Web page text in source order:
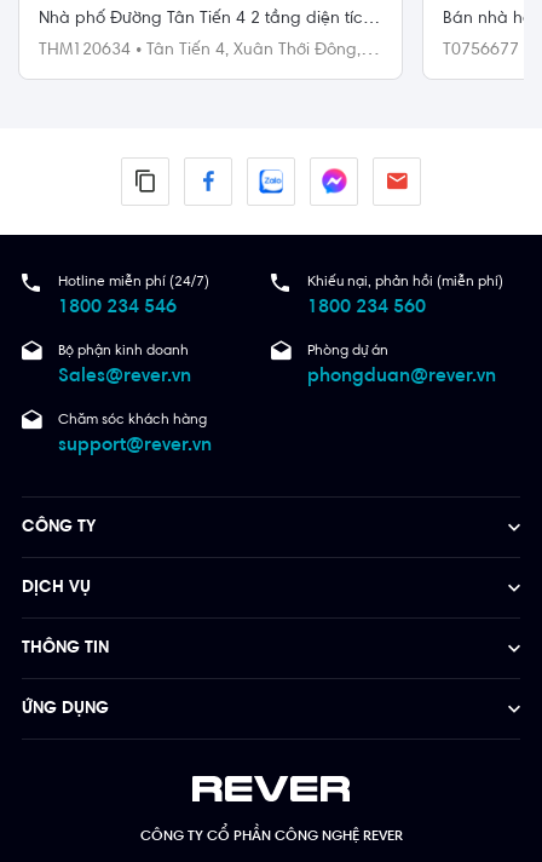
Nhà phố Đường Tân Tiến 4 2 tầng diện tích
121.1m² hướng đông bắc pháp lý sổ hồng.
THM120634 • Tân Tiến 4, Xuân Thới Đông,
Bán nhà
Quận 7, nội
T0756677
Hotline miễn phí (24/7)
1800 234 546
Khiếu nại, phản hồi (miễn phí)
1800 234 560
Bộ phận kinh doanh
Sales@rever.vn
Phòng dự án
phongduan@rever.vn
Chăm sóc khách hàng
support@rever.vn
CÔNG TY CỔ PHẦN CÔNG NGHỆ REVER
CÔNG TY
DỊCH VỤ
THÔNG TIN
ỨNG DỤNG